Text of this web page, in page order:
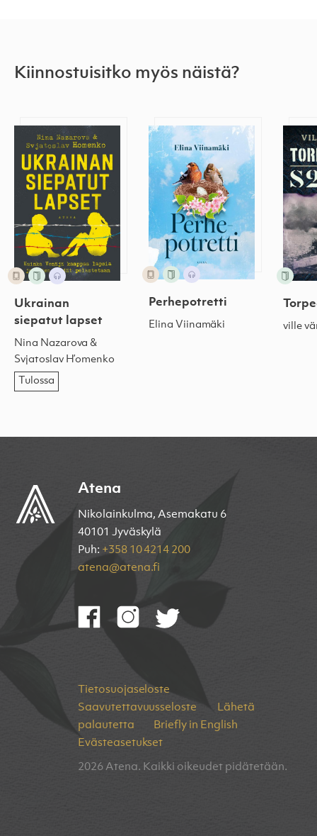
Kiinnostuisitko myös näistä?
Ukrainan siepatut lapset
Ukrainan
siepatut lapset
Nina Nazarova &
Svjatoslav H’omenko
Tulossa
Perhepotretti
Perhepotretti
Elina Viinamäki ville
Atena
Nikolainkulma, Asemakatu 6
40101 Jyväskylä
Puh: +358 10 4214 200
atena@atena.fi
Tietosuojaseloste
Saavutettavuusseloste
Lähetä
palautetta
Briefly in English
Evästeasetukset
2026 Atena. Kaikki oikeudet pidätetään.